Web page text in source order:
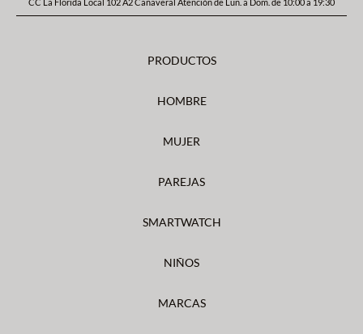
CC La Florida Local 102 A2 Cañaveral Atención de Lun. a Dom. de 10:00 a 19:30
PRODUCTOS
HOMBRE
MUJER
PAREJAS
SMARTWATCH
NIÑOS
MARCAS